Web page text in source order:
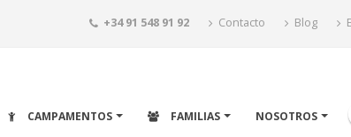
+34 91 548 91 92 Contacto Blog
CAMPAMENTOS FAMILIAS NOSOTROS